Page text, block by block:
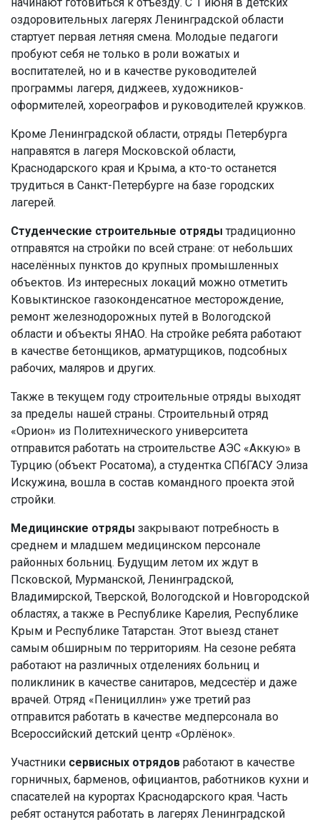
оздоровительных лагерях Ленинградской области
стартует первая летняя смена. Молодые педагоги
пробуют себя не только в роли вожатых и
воспитателей, но и в качестве руководителей
программы лагеря, диджеев, художников-
оформителей, хореографов и руководителей кружков.
Кроме Ленинградской области, отряды Петербурга
направятся в лагеря Московской области,
Краснодарского края и Крыма, а кто-то останется
трудиться в Санкт-Петербурге на базе городских
лагерей.
Студенческие строительные отряды традиционно
отправятся на стройки по всей стране: от небольших
населённых пунктов до крупных промышленных
объектов. Из интересных локаций можно отметить
Ковыктинское газоконденсатное месторождение,
ремонт железнодорожных путей в Вологодской
области и объекты ЯНАО. На стройке ребята работают
в качестве бетонщиков, арматурщиков, подсобных
рабочих, маляров и других.
Также в текущем году строительные отряды выходят
за пределы нашей страны. Строительный отряд
«Орион» из Политехнического университета
отправится работать на строительстве АЭС «Аккую» в
Турцию (объект Росатома), а студентка СПбГАСУ Элиза
Искужина, вошла в состав командного проекта этой
стройки.
Медицинские отряды закрывают потребность в
среднем и младшем медицинском персонале
районных больниц. Будущим летом их ждут в
Псковской, Мурманской, Ленинградской,
Владимирской, Тверской, Вологодской и Новгородской
областях, а также в Республике Карелия, Республике
Крым и Республике Татарстан. Этот выезд станет
самым обширным по территориям. На сезоне ребята
работают на различных отделениях больниц и
поликлиник в качестве санитаров, медсестёр и даже
врачей. Отряд «Пенициллин» уже третий раз
отправится работать в качестве медперсонала во
Всероссийский детский центр «Орлёнок».
Участники сервисных отрядов работают в качестве
горничных, барменов, официантов, работников кухни и
спасателей на курортах Краснодарского края. Часть
ребят останутся работать в лагерях Ленинградской